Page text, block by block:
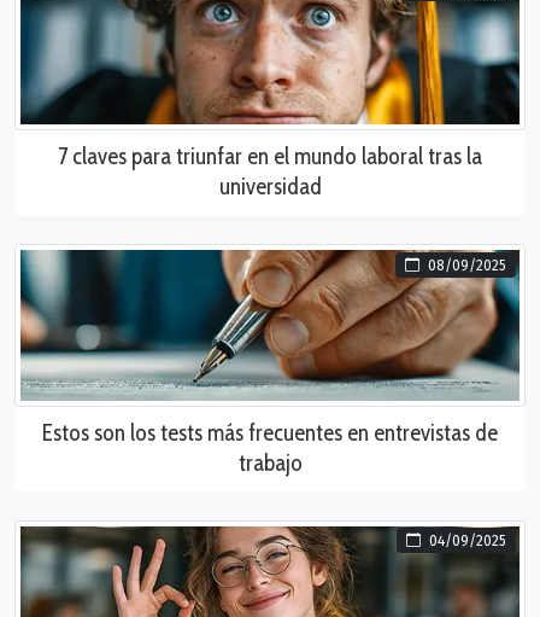
7 claves para triunfar en el mundo laboral tras la
universidad
08/09/2025
Estos son los tests más frecuentes en entrevistas de
trabajo
04/09/2025